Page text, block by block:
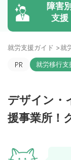
障害別
支援
就労支援ガイド >就
就労移行支
デザイン・
援事業所！